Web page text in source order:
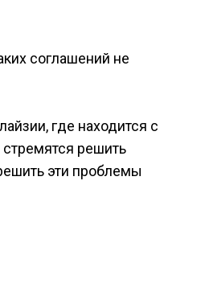
соглашений не
где находится с
стремятся решить
эти проблемы